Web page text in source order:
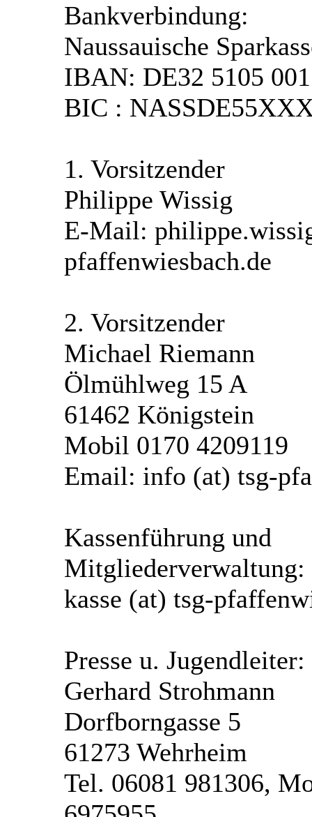
Bankverbindung:
Naussauische
IBAN: DE32 5105
BIC :
1. Vorsitzender
Philippe Wissig
E-Mail:
pfaffenwiesbach.de
2. Vorsitzender
Michael Riemann
Ölmühlweg 15 A
61462 Königstein
Mobil 0170 4209119
Email: info (at) tsg-
Kassenführung und
Mitgliederverwaltung:
kasse (at) tsg-
Presse u. Jugendleiter:
Gerhard Strohmann
Dorfborngasse 5
61273 Wehrheim
Tel. 06081 981306,